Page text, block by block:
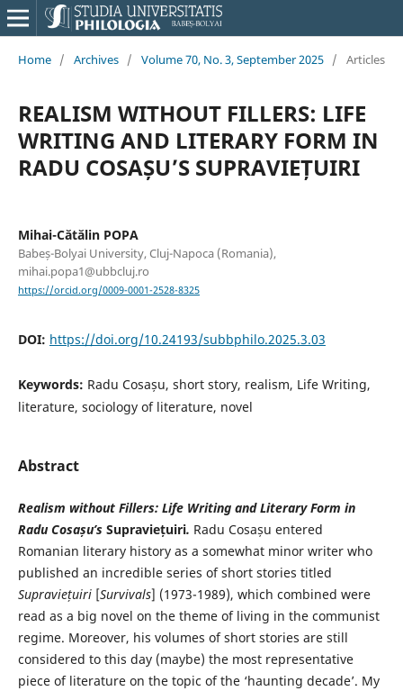
Home / Archives / Volume 70, No. 3, September 2025 / Articles
REALISM WITHOUT FILLERS: LIFE
WRITING AND LITERARY FORM IN
RADU COSAȘU’S SUPRAVIEȚUIRI
Mihai-Cătălin POPA
Babeș-Bolyai University, Cluj-Napoca (Romania),
mihai.popa1@ubbcluj.ro
https://orcid.org/0009-0001-2528-8325
DOI: https://doi.org/10.24193/subbphilo.2025.3.03
Keywords: Radu Cosașu, short story, realism, Life Writing,
literature, sociology of literature, novel
Abstract
Realism without Fillers: Life Writing and Literary Form in
Radu Cosașu’s Supraviețuiri. Radu Cosașu entered
Romanian literary history as a somewhat minor writer who
published an incredible series of short stories titled
Supraviețuiri [Survivals] (1973-1989), which combined were
read as a big novel on the theme of living in the communist
regime. Moreover, his volumes of short stories are still
considered to this day (maybe) the most representative
piece of literature on the topic of the ‘haunting decade’. My